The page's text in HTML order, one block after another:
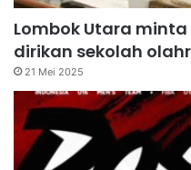
Lombok Utara
dirikan sekolah
21 Mei 2025